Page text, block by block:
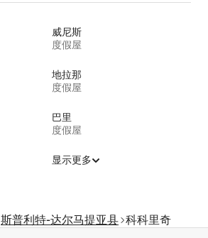
威尼斯
度假屋
地拉那
度假屋
巴里
度假屋
显示更多
斯普利特-达尔马提亚县 科科里奇